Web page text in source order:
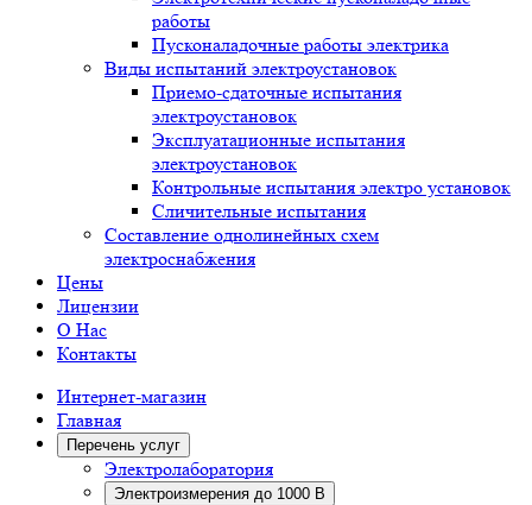
работы
Пусконаладочные работы электрика
Виды испытаний электроустановок
Приемо-сдаточные испытания
электроустановок
Эксплуатационные испытания
электроустановок
Контрольные испытания электро установок
Сличительные испытания
Составление однолинейных схем
электроснабжения
Цены
Лицензии
О Нас
Контакты
Интернет-магазин
Главная
Перечень услуг
Электролаборатория
Электроизмерения до 1000 В